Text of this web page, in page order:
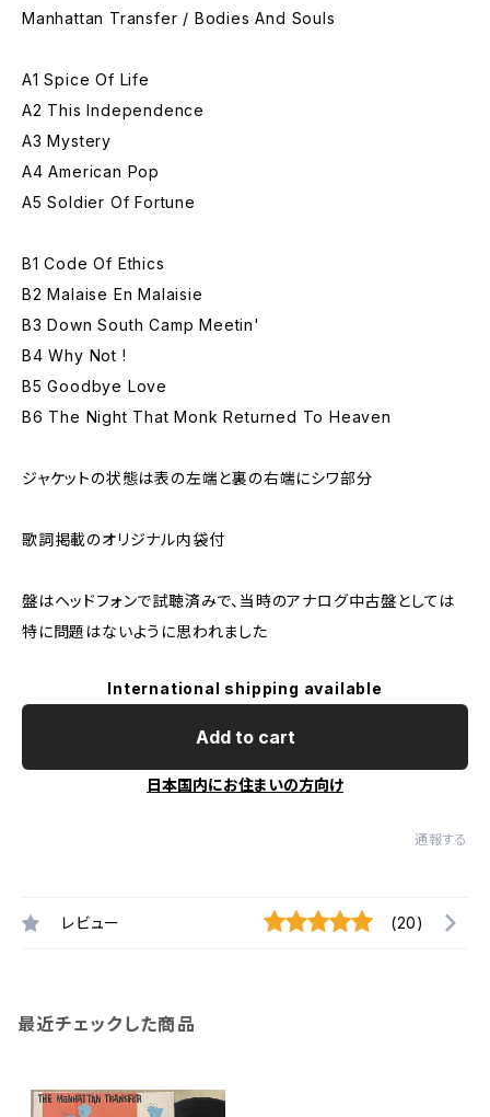
Manhattan Transfer / Bodies And Souls
A1 Spice Of Life
A2 This Independence
A3 Mystery
A4 American Pop
A5 Soldier Of Fortune
B1 Code Of Ethics
B2 Malaise En Malaisie
B3 Down South Camp Meetin'
B4 Why Not !
B5 Goodbye Love
B6 The Night That Monk Returned To Heaven
ジャケットの状態は表の左端と裏の右端にシワ部分
歌詞掲載のオリジナル内袋付
盤はヘッドフォンで試聴済みで、当時のアナログ中古盤としては
特に問題はないように思われました
International shipping available
Add to cart
日本国内にお住まいの方向け
通報する
レビュー (20)
最近チェックした商品